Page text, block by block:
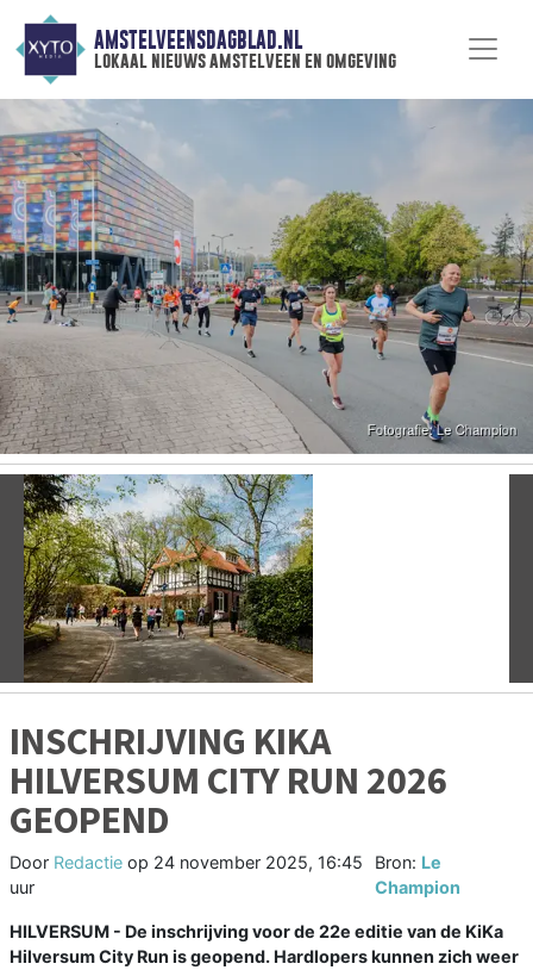
AMSTELVEENSDAGBLAD.NL
lokaal nieuws amstelveen en omgeving
Vorige
INSCHRIJVING KIKA
HILVERSUM CITY RUN 2026
GEOPEND
Door Redactie op 24 november 2025, 16:45
uur
Bron: Le
Champion
HILVERSUM - De inschrijving voor de 22e editie van de KiKa
Hilversum City Run is geopend. Hardlopers kunnen zich weer